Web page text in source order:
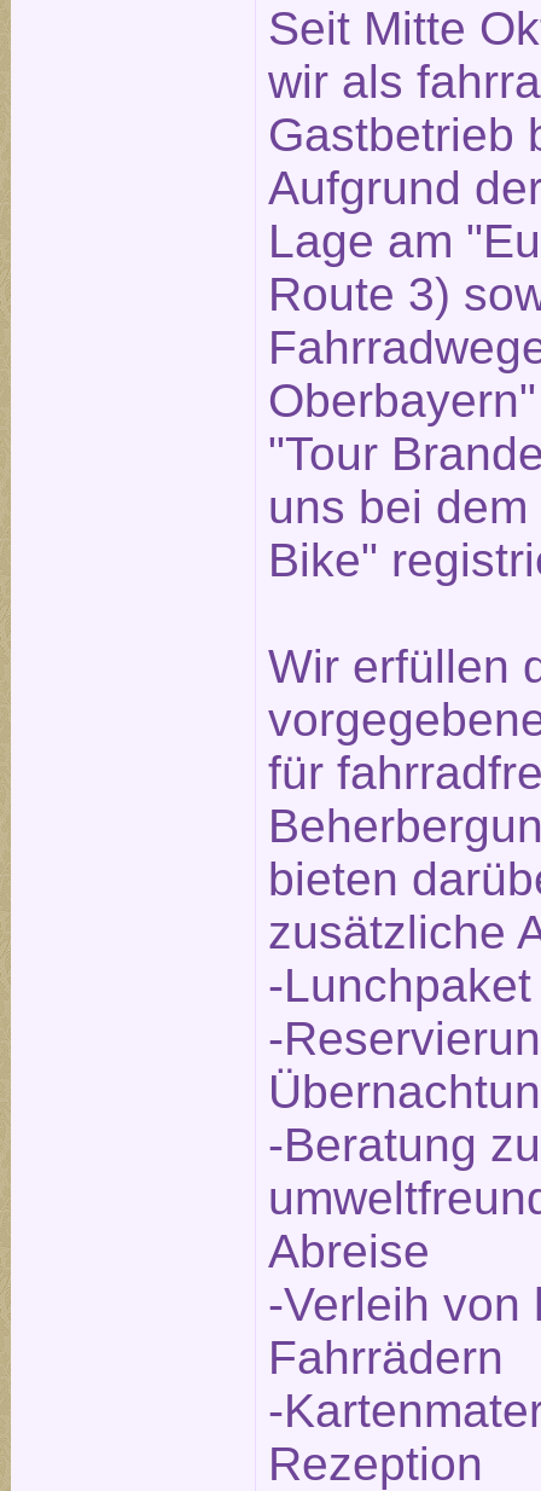
Seit Mitte
wir als
Gastbetrieb
Aufgrund
Lage am
Route 3)
"Tour
uns bei
Bike"
Wir erfüllen
für
bieten
zusätzliche
-
-
-Beratung
Abreise
-Verleih von
Fahrrädern
-
Rezeption